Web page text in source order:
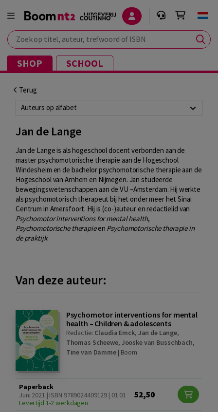
Zoek op titel, auteur, trefwoord of ISBN
SHOP SCHOOL
Terug
Auteurs op alfabet
Jan de Lange
Jan de Lange is als hogeschool docent verbonden aan de
master psychomotorische therapie aan de Hogeschool
Windesheim en de bachelor psychomotorische therapie aan de
Hogeschool van Arnhem en Nijmegen. Jan studeerde
bewegingswetenschappen aan de VU –Amsterdam. Hij werkte
als psychomotorisch therapeut bij het onder meer het Sinai
Centrum in Amersfoort. Hij is (co-)auteur en redactielid van
Psychomotor interventions for mental health,
Psychomotorische therapieen Psychomotorische therapie in
de praktijk.
Van deze auteur:
Psychomotor interventions for mental
health – Children & adolescents
Redactie: Claudia Emck, Jan de Lange,
Thomas Scheewe, Jooske van Busschbach,
Tine van Damme| Boom
Paperback
Juni 2021 | ISBN 9789024409129 | 01.01
Levertijd 1-2 werkdagen
52,50